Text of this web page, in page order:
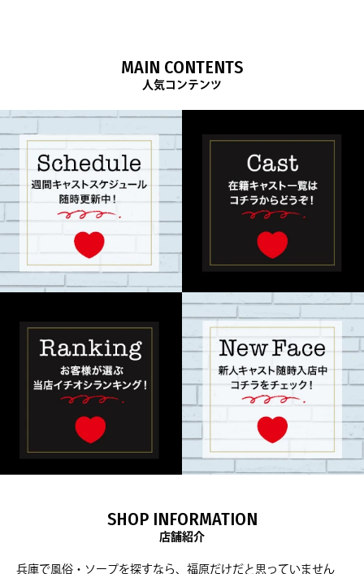
MAIN CONTENTS
人気コンテンツ
SHOP INFORMATION
店舗紹介
兵庫で風俗・ソープを探すなら、福原だけだと思っていません